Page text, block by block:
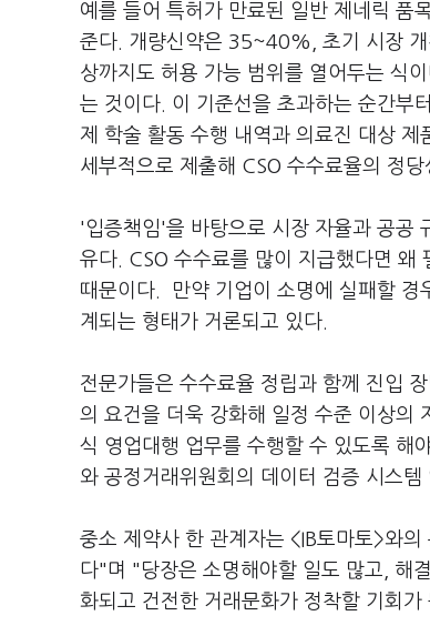
예를 들어 특허가 만료된 일반 제네릭 품
준다. 개량신약은 35~40%, 초기 시장
상까지도 허용 가능 범위를 열어두는 식
는 것이다. 이 기준선을 초과하는 순간부
제 학술 활동 수행 내역과 의료진 대상
세부적으로 제출해 CSO 수수료율의 정당
'입증책임'을 바탕으로 시장 자율과 공공
유다. CSO 수수료를 많이 지급했다면 왜
때문이다. 만약 기업이 소명에 실패할 경
계되는 형태가 거론되고 있다.
전문가들은 수수료율 정립과 함께 진입
의 요건을 더욱 강화해 일정 수준 이상의
식 영업대행 업무를 수행할 수 있도록 해
와 공정거래위원회의 데이터 검증 시스
중소 제약사 한 관계자는 <IB토마토>와
다"며 "당장은 소명해야할 일도 많고, 해
화되고 건전한 거래문화가 정착할 기회가